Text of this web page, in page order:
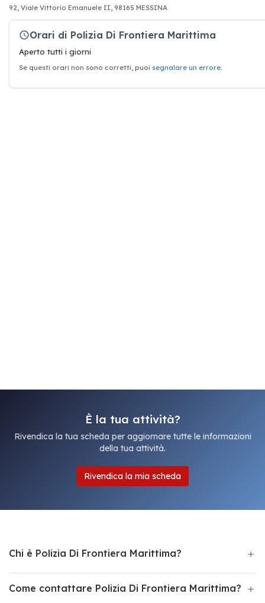
92, Viale Vittorio Emanuele II, 98165 MESSINA
Orari di Polizia Di Frontiera Marittima
Aperto tutti i giorni
Se questi orari non sono corretti, puoi segnalare un errore.
È la tua attività?
Rivendica la tua scheda per aggiornare tutte le informazioni
della tua attività.
Rivendica la mia scheda
Chi è Polizia Di Frontiera Marittima?
Come contattare Polizia Di Frontiera Marittima?